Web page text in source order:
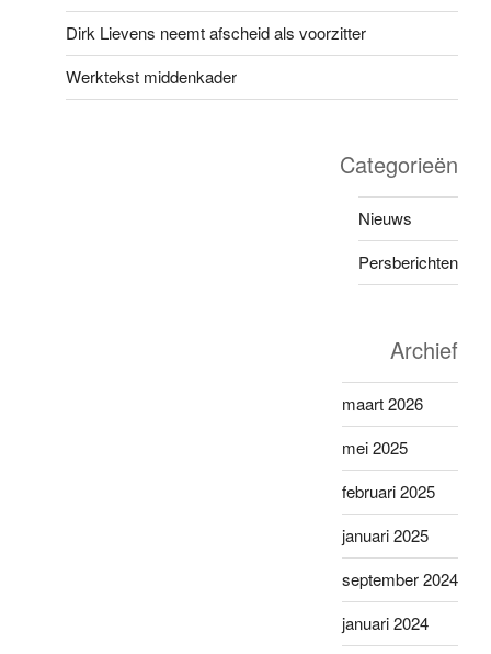
Dirk Lievens neemt afscheid als voorzitter
Werktekst middenkader
Categorieën
Nieuws
Persberichten
Archief
maart 2026
mei 2025
februari 2025
januari 2025
september 2024
januari 2024